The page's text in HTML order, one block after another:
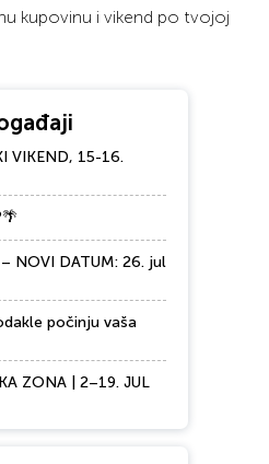
kupovinu i vikend po tvojoj
VIKEND, 15-16.
NOVI DATUM: 26. jul
počinju vaša
ZONA | 2–19. JUL